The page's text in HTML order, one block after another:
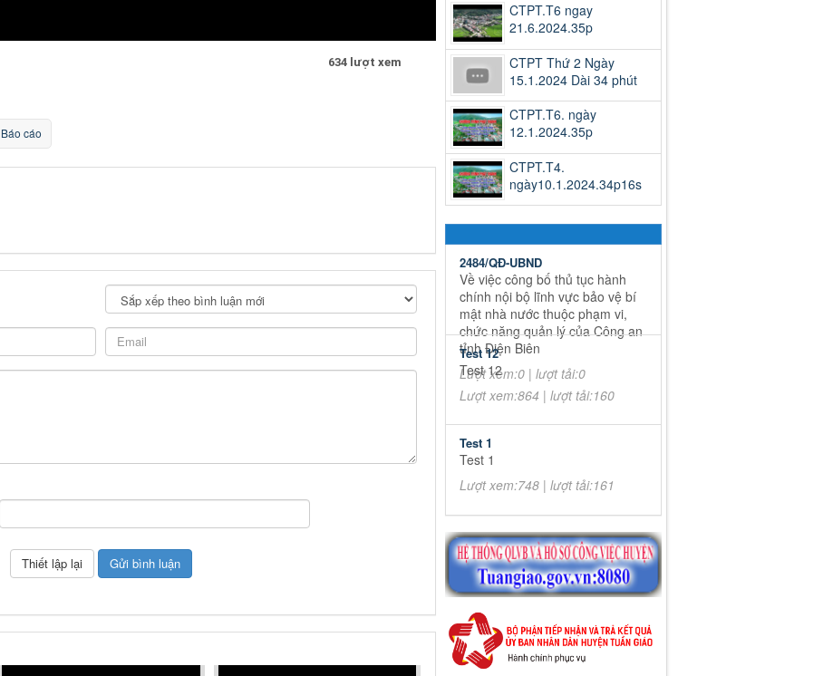
634 lượt xem
cáo
CTPT.T6 ngay
21.6.2024.35p
CTPT Thứ 2 Ngày
15.1.2024 Dài 34 phút
CTPT.T6. ngày
12.1.2024.35p
CTPT.T4.
ngày10.1.2024.34p16s
2484/QĐ-UBND
Về việc công bố thủ tục hành
chính nội bộ lĩnh vực bảo vệ bí
mật nhà nước thuộc phạm vi,
chức năng quản lý của Công an
tỉnh Điện Biên
Lượt xem:0 | lượt tải:0
Test 12
Test 12
Lượt xem:864 | lượt tải:160
Test 1
Test 1
Lượt xem:748 | lượt tải:161